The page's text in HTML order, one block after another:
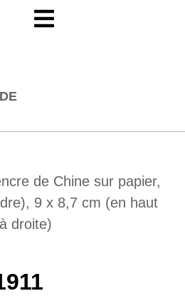
de Chine sur papier,
9 x 8,7 cm (en haut
à droite)